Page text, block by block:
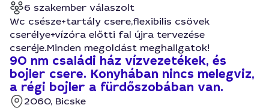
6 szakember válaszolt
Wc csésze+tartály csere,flexibilis csövek
cserélye+vízóra előtti fal újra tervezése
cseréje.Minden megoldást meghallgatok!
90 nm családi ház vízvezetékek, és
bojler csere. Konyhában nincs melegviz,
a régi bojler a fürdőszobában van.
2060, Bicske